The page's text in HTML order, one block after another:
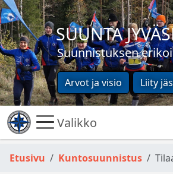
SUUNTA
Suunnistuksen
Arvot ja visio Liity
Valikko
Etusivu Kuntosuunnistus